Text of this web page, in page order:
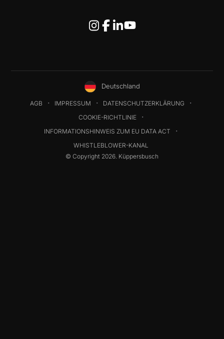
Deutschland
AGB IMPRESSUM
DATENSCHUTZERKLÄRUNG
COOKIE-RICHTLINIE
INFORMATIONSHINWEIS ZUM EU DATA ACT
WHISTLEBLOWER-KANAL
© Copyright 2026. Küppersbusch